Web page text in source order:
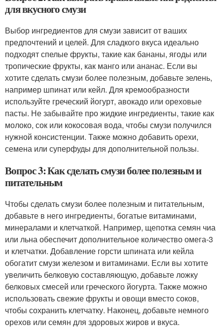
для вкусного смузи
Выбор ингредиентов для смузи зависит от ваших
предпочтений и целей. Для сладкого вкуса идеально
подходят спелые фрукты, такие как бананы, ягоды или
тропические фрукты, как манго или ананас. Если вы
хотите сделать смузи более полезным, добавьте зелень,
например шпинат или кейл. Для кремообразности
используйте греческий йогурт, авокадо или ореховые
пасты. Не забывайте про жидкие ингредиенты, такие как
молоко, сок или кокосовая вода, чтобы смузи получился
нужной консистенции. Также можно добавить орехи,
семена или суперфуды для дополнительной пользы.
Вопрос 3: Как сделать смузи более полезным и
питательным
Чтобы сделать смузи более полезным и питательным,
добавьте в него ингредиенты, богатые витаминами,
минералами и клетчаткой. Например, щепотка семян чиа
или льна обеспечит дополнительное количество омега-3
и клетчатки. Добавление горсти шпината или кейла
обогатит смузи железом и витаминами. Если вы хотите
увеличить белковую составляющую, добавьте ложку
белковых смесей или греческого йогурта. Также можно
использовать свежие фрукты и овощи вместо соков,
чтобы сохранить клетчатку. Наконец, добавьте немного
орехов или семян для здоровых жиров и вкуса.